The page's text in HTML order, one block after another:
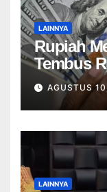
LAINNYA
Rupiah
Tembus
AGUSTUS
LAINNYA